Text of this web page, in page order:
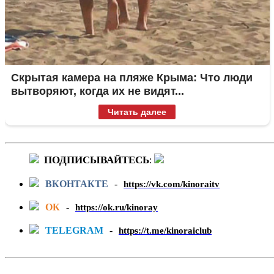
Скрытая камера на пляже Крыма: Что люди
вытворяют, когда их не видят...
Читать далее
ПОДПИСЫВАЙТЕСЬ:
ВКОНТАКТЕ - https://vk.com/kinoraitv
ОК - https://ok.ru/kinoray
TELEGRAM - https://t.me/kinoraiclub